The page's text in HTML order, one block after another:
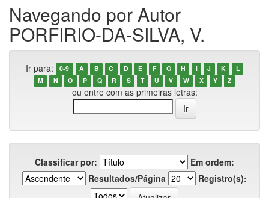
Navegando por Autor
PORFIRIO-DA-SILVA, V.
Ir para: 0-9 A B C D E F G H I J K
L
M
N O P Q R S T U V W X Y Z
ou entre com as primeiras letras:
Classificar por:
Em ordem:
Resultados/Página
Registro(s):